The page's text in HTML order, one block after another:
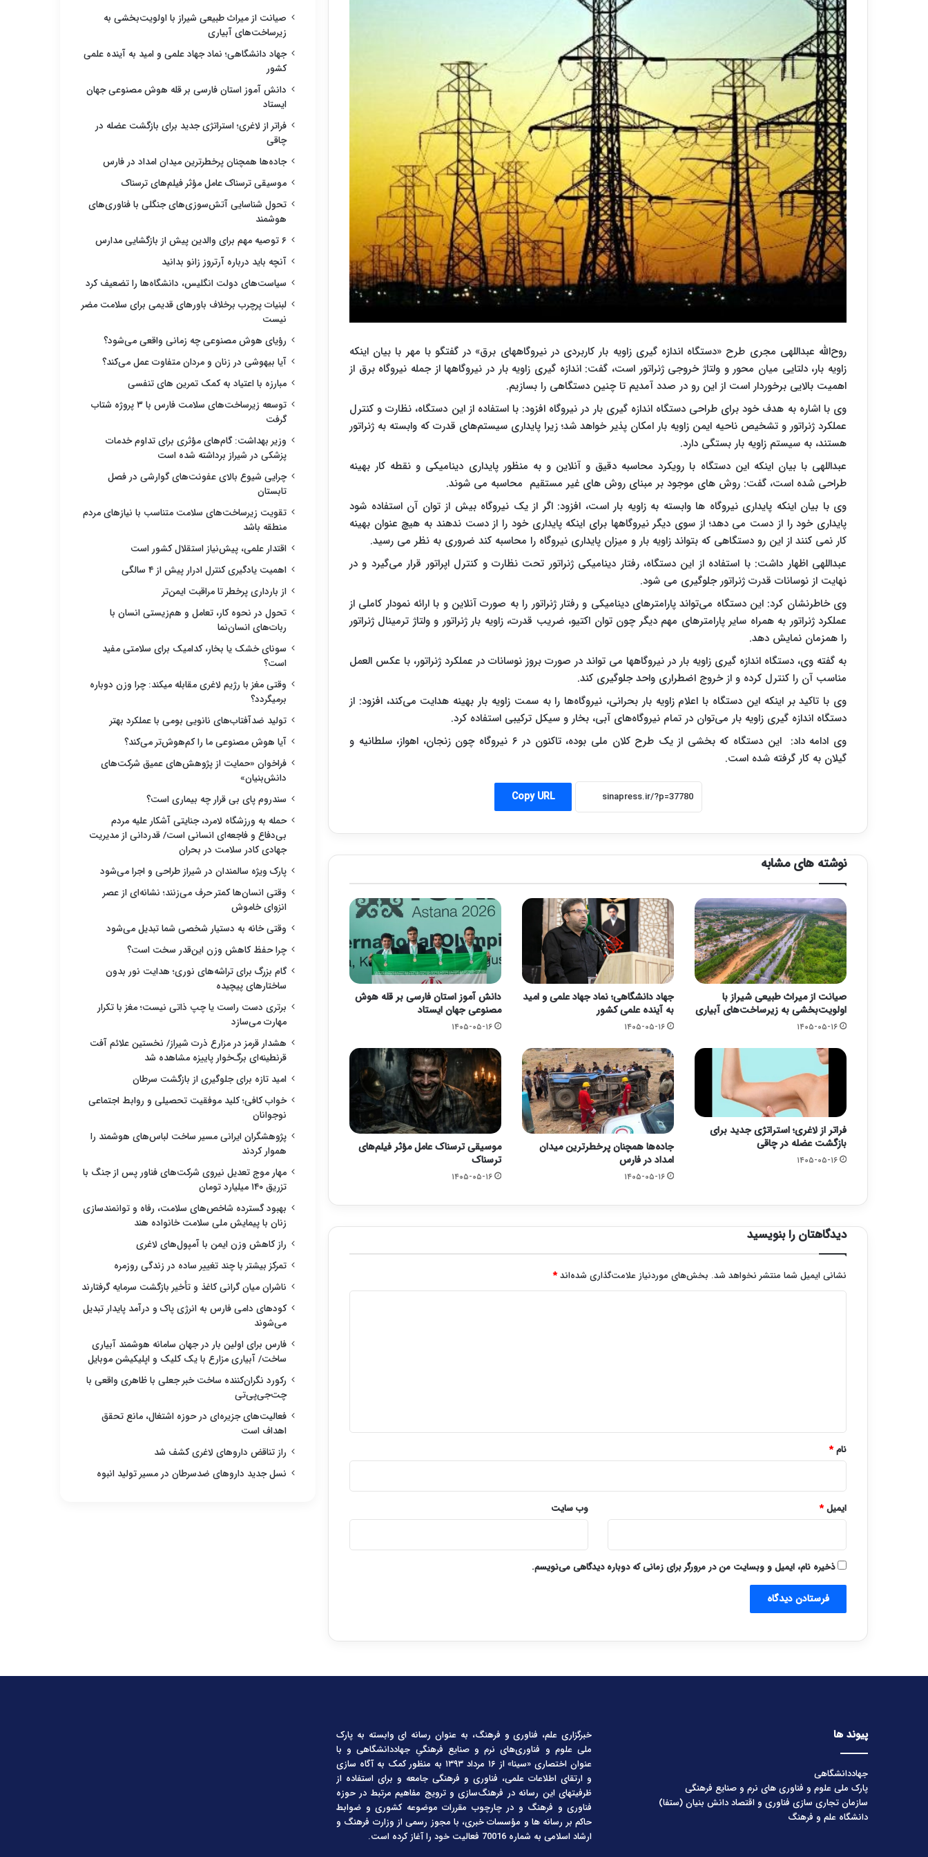
روح‌الله عبداللهی مجری طرح «دستگاه اندازه گیری زاویه بار کاربردی در نیروگاههای برق» در گفتگو با مهر با بیان اینکه
زاویه بار، دلتایی میان محور و ولتاژ خروجی ژنراتور است، گفت: اندازه گیری زاویه بار در نیروگاهها از جمله نیروگاه برق از
اهمیت بالایی برخوردار است از این رو در صدد آمدیم تا چنین دستگاهی را بسازیم.
وی با اشاره به هدف خود برای طراحی دستگاه اندازه گیری بار در نیروگاه افزود: با استفاده از این دستگاه، نظارت و کنترل
عملکرد ژنراتور و تشخیص ناحیه ایمن زاویه بار امکان پذیر خواهد شد؛ زیرا پایداری سیستم‌های قدرت که وابسته به ژنراتور
هستند، به سیستم زاویه بار بستگی دارد.
عبداللهی با بیان اینکه این دستگاه با رویکرد محاسبه دقیق و آنلاین و به منظور پایداری دینامیکی و نقطه کار بهینه
طراحی شده است، گفت: روش های موجود بر مبنای روش های غیر مستقیم محاسبه می شوند.
وی با بیان اینکه پایداری نیروگاه ها وابسته به زاویه بار است، افزود: اگر از یک نیروگاه بیش از توان آن استفاده شود
پایداری خود را از دست می دهد؛ از سوی دیگر نیروگاهها برای اینکه پایداری خود را از دست ندهند به هیچ عنوان بهینه
کار نمی کنند از این رو دستگاهی که بتواند زاویه بار و میزان پایداری نیروگاه را محاسبه کند ضروری به نظر می رسید.
عبداللهی اظهار داشت: با استفاده از این دستگاه، رفتار دینامیکی ژنراتور تحت نظارت و کنترل اپراتور قرار می‌گیرد و در
نهایت از نوسانات قدرت ژنراتور جلوگیری می شود.
وی خاطرنشان کرد: این دستگاه می‌تواند پارامترهای دینامیکی و رفتار ژنراتور را به صورت آنلاین و با ارائه نمودار کاملی از
عملکرد ژنراتور به همراه سایر پارامترهای مهم دیگر چون توان اکتیو، ضریب قدرت، زاویه بار ژنراتور و ولتاژ ترمینال ژنراتور
را همزمان نمایش دهد.
به گفته وی، دستگاه اندازه گیری زاویه بار در نیروگاهها می تواند در صورت بروز نوسانات در عملکرد ژنراتور، با عکس العمل
مناسب آن را کنترل کرده و از خروج اضطراری واحد جلوگیری کند.
وی با تاکید بر اینکه این دستگاه با اعلام زاویه بار بحرانی، نیروگاه‌ها را به سمت زاویه بار بهینه هدایت می‌کند، افزود: از
دستگاه اندازه گیری زاویه بار می‌توان در تمام نیروگاه‌های آبی، بخار و سیکل ترکیبی استفاده کرد.
وی ادامه داد: این دستگاه که بخشی از یک طرح کلان ملی بوده، تاکنون در ۶ نیروگاه چون زنجان، اهواز، سلطانیه و
گیلان به کار گرفته شده است.
Copy URL
نوشته های مشابه
صیانت از میراث طبیعی شیراز با
اولویت‌بخشی به زیرساخت‌های آبیاری
۱۴۰۵-۰۵-۱۶
جهاد دانشگاهی؛ نماد جهاد علمی و امید
به آینده علمی کشور
۱۴۰۵-۰۵-۱۶
دانش آموز استان فارسی بر قله هوش
مصنوعی جهان ایستاد
۱۴۰۵-۰۵-۱۶
فراتر از لاغری؛ استراتژی جدید برای
بازگشت عضله در چاقی
۱۴۰۵-۰۵-۱۶
جاده‌ها همچنان پرخطرترین میدان
امداد در فارس
۱۴۰۵-۰۵-۱۶
موسیقی ترسناک عامل مؤثر فیلم‌های
ترسناک
۱۴۰۵-۰۵-۱۶
دیدگاهتان را بنویسید
نشانی ایمیل شما منتشر نخواهد شد. بخش‌های موردنیاز علامت‌گذاری شده‌اند*
نام*
ایمیل* وب‌ سایت
ذخیره نام، ایمیل و وبسایت من در مرورگر برای زمانی که دوباره دیدگاهی می‌نویسم.
صیانت از میراث طبیعی شیراز با اولویت‌بخشی به
زیرساخت‌های آبیاری
جهاد دانشگاهی؛ نماد جهاد علمی و امید به آینده علمی
کشور
دانش آموز استان فارسی بر قله هوش مصنوعی جهان
ایستاد
فراتر از لاغری؛ استراتژی جدید برای بازگشت عضله در
چاقی
جاده‌ها همچنان پرخطرترین میدان امداد در فارس
موسیقی ترسناک عامل مؤثر فیلم‌های ترسناک
تحول شناسایی آتش‌سوزی‌های جنگلی با فناوری‌های
هوشمند
۶ توصیه مهم برای والدین پیش از بازگشایی مدارس
آنچه باید درباره آرتروز زانو بدانید
سیاست‌های دولت انگلیس، دانشگاه‌ها را تضعیف کرد
لبنیات پرچرب برخلاف باورهای قدیمی برای سلامت مضر
نیست
رؤیای هوش مصنوعی چه زمانی واقعی می‌شود؟
آیا بیهوشی در زنان و مردان متفاوت عمل می‌کند؟
مبارزه با اعتیاد به کمک تمرین های تنفسی
توسعه زیرساخت‌های سلامت فارس با ۳ پروژه شتاب
گرفت
وزیر بهداشت: گام‌های مؤثری برای تداوم خدمات
پزشکی در شیراز برداشته شده است
چرایی شیوع بالای عفونت‌های گوارشی در فصل
تابستان
تقویت زیرساخت‌های سلامت متناسب با نیازهای مردم
منطقه باشد
اقتدار علمی، پیش‌نیاز استقلال کشور است
اهمیت یادگیری کنترل ادرار پیش از ۴ سالگی
از بارداری پرخطر تا مراقبت ایمن‌تر
تحول در نحوه کار، تعامل و هم‌زیستی انسان با
ربات‌های انسان‌نما
سونای خشک یا بخار، کدامیک برای سلامتی مفید
است؟
وقتی مغز با رژیم لاغری مقابله میکند: چرا وزن دوباره
برمیگردد؟
تولید ضدآفتاب‌های نانویی بومی با عملکرد بهتر
آیا هوش مصنوعی ما را کم‌هوش‌تر می‌کند؟
فراخوان «حمایت از پژوهش‌های عمیق شرکت‌های
دانش‌بنیان»
سندروم پای بی قرار چه بیماری است؟
حمله به ورزشگاه لامرد، جنایتی آشکار علیه مردم
بی‌دفاع و فاجعه‌ای انسانی است/ قدردانی از مدیریت
جهادی کادر سلامت در بحران
پارک ویژه سالمندان در شیراز طراحی و اجرا می‌شود
وقتی انسان‌ها کمتر حرف می‌زنند؛ نشانه‌ای از عصر
انزوای خاموش
وقتی خانه به دستیار شخصی شما تبدیل می‌شود
چرا حفظ کاهش وزن این‌قدر سخت است؟
گام بزرگ برای تراشه‌های نوری؛ هدایت نور بدون
ساختارهای پیچیده
برتری دست راست یا چپ ذاتی نیست؛ مغز با تکرار
مهارت می‌سازد
هشدار قرمز در مزارع ذرت شیراز/ نخستین علائم آفت
قرنطینه‌ای برگ‌خوار پاییزه مشاهده شد
امید تازه برای جلوگیری از بازگشت سرطان
خواب کافی؛ کلید موفقیت تحصیلی و روابط اجتماعی
نوجوانان
پژوهشگران ایرانی مسیر ساخت لباس‌های هوشمند را
هموار کردند
مهار موج تعدیل نیروی شرکت‌های فناور پس از جنگ با
تزریق ۱۴۰ میلیارد تومان
بهبود گسترده شاخص‌های سلامت، رفاه و توانمندسازی
زنان با پیمایش ملی سلامت خانواده هند
راز کاهش وزن ایمن با آمپول‌های لاغری
تمرکز بیشتر با چند تغییر ساده در زندگی روزمره
ناشران میان گرانی کاغذ و تأخیر بازگشت سرمایه گرفتارند
کودهای دامی فارس به انرژی پاک و درآمد پایدار تبدیل
می‌شوند
فارس برای اولین بار در جهان سامانه هوشمند آبیاری
ساخت/ آبیاری مزارع با یک کلیک و اپلیکیشن موبایل
رکورد نگران‌کننده ساخت خبر جعلی با ظاهری واقعی با
چت‌جی‌پی‌تی
فعالیت‌های جزیره‌ای در حوزه اشتغال، مانع تحقق
اهداف است
راز تناقض داروهای لاغری کشف شد
نسل جدید داروهای ضدسرطان در مسیر تولید انبوه
پیوند ها
جهاددانشگاهی
پارک ملی علوم و فناوری های نرم و صنایع فرهنگی
سازمان تجاری سازی فناوری و اقتصاد دانش بنیان (ستفا)
دانشگاه علم و فرهنگ
خبرگزاری علم، فناوری و فرهنگ، به عنوان رسانه ای وابسته به پارک
ملی علوم و فناوری‌های نرم و صنایع فرهنگیِ جهاددانشگاهی و با
عنوان اختصاری «سینا» از ۱۶ مرداد ۱۳۹۳ به منظور کمک به آگاه سازی
و ارتقای اطلاعات علمی، فناوری و فرهنگی جامعه و برای استفاده از
ظرفیتهای این رسانه در فرهنگ‌سازی و ترویج مفاهیم مرتبط در حوزه
فناوری و فرهنگ و در چارچوب مقررات موضوعه کشوری و ضوابط
حاکم بر رسانه ها و مؤسسات خبری، با مجوز رسمی از وزارت فرهنگ و
ارشاد اسلامی به شماره 70016 فعالیت خود را آغاز کرده است.